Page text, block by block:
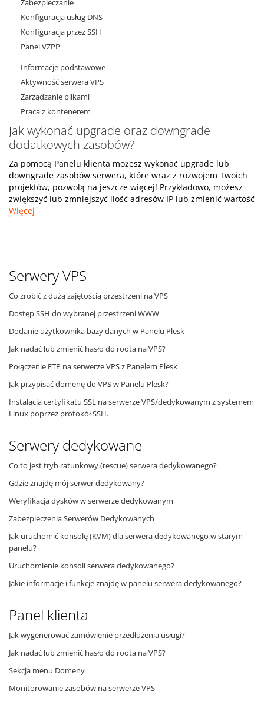
Zabezpieczanie
Konfiguracja usług DNS
Konfiguracja przez SSH
Panel VZPP
Informacje podstawowe
Aktywność serwera VPS
Zarządzanie plikami
Praca z kontenerem
Jak wykonać upgrade oraz downgrade
dodatkowych zasobów?
Za pomocą Panelu klienta możesz wykonać upgrade lub
downgrade zasobów serwera, które wraz z rozwojem Twoich
projektów, pozwolą na jeszcze więcej! Przykładowo, możesz
zwiększyć lub zmniejszyć ilość adresów IP lub zmienić wartość
Więcej
Serwery VPS
Co zrobić z dużą zajętością przestrzeni na VPS
Dostęp SSH do wybranej przestrzeni WWW
Dodanie użytkownika bazy danych w Panelu Plesk
Jak nadać lub zmienić hasło do roota na VPS?
Połączenie FTP na serwerze VPS z Panelem Plesk
Jak przypisać domenę do VPS w Panelu Plesk?
Instalacja certyfikatu SSL na serwerze VPS/dedykowanym z systemem
Linux poprzez protokół SSH.
Serwery dedykowane
Co to jest tryb ratunkowy (rescue) serwera dedykowanego?
Gdzie znajdę mój serwer dedykowany?
Weryfikacja dysków w serwerze dedykowanym
Zabezpieczenia Serwerów Dedykowanych
Jak uruchomić konsolę (KVM) dla serwera dedykowanego w starym
panelu?
Uruchomienie konsoli serwera dedykowanego?
Jakie informacje i funkcje znajdę w panelu serwera dedykowanego?
Panel klienta
Jak wygenerować zamówienie przedłużenia usługi?
Jak nadać lub zmienić hasło do roota na VPS?
Sekcja menu Domeny
Monitorowanie zasobów na serwerze VPS